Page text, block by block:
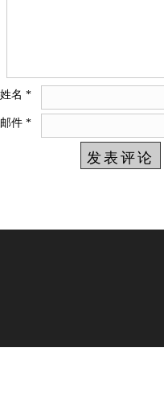
姓名 *
邮件 *